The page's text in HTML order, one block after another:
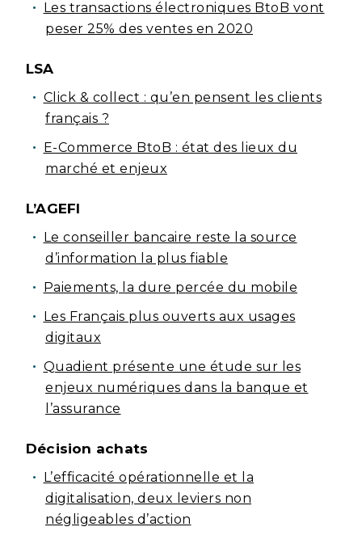
Les transactions électroniques BtoB vont
peser 25% des ventes en 2020
LSA
Click & collect : qu’en pensent les clients
français ?
E-Commerce BtoB : état des lieux du
marché et enjeux
L’AGEFI
Le conseiller bancaire reste la source
d’information la plus fiable
Paiements, la dure percée du mobile
Les Français plus ouverts aux usages
digitaux
Quadient présente une étude sur les
enjeux numériques dans la banque et
l’assurance
Décision achats
L’efficacité opérationnelle et la
digitalisation, deux leviers non
négligeables d’action